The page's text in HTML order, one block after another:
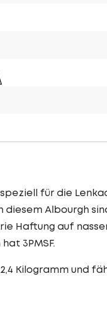
für die
Albourgh
Haftung auf
3PMSF.
Kilogramm und